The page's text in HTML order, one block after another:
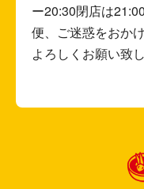
ー20:30閉店は
便、ご迷惑をおか
よろしくお願い致し